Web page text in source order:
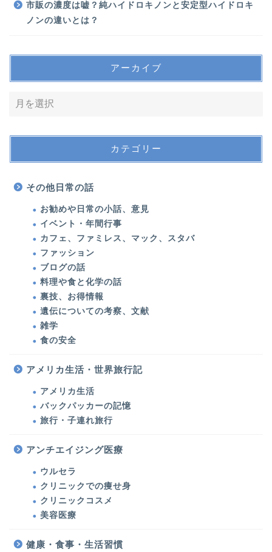
市販の濃度は嘘？純ハイドロキノンと安定型ハイドロキ
ノンの違いとは？
アーカイブ
カテゴリー
その他日常の話
お勧めや日常の小話、意見
イベント・年間行事
カフェ、ファミレス、マック、スタバ
ファッション
ブログの話
料理や食と化学の話
裏技、お得情報
遺伝についての考察、文献
雑学
食の安全
アメリカ生活・世界旅行記
アメリカ生活
バックパッカーの記憶
旅行・子連れ旅行
アンチエイジング医療
ウルセラ
クリニックでの痩せ身
クリニックコスメ
美容医療
健康・食事・生活習慣